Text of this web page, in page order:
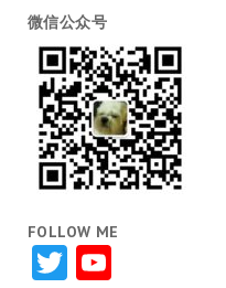
微信公众号
FOLLOW ME
TwitterYouTube